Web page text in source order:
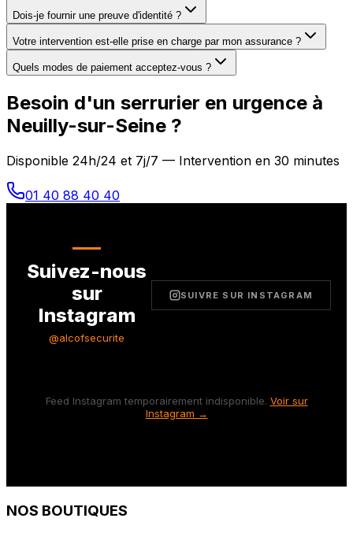
Dois-je fournir une preuve d'identité ?
Votre intervention est-elle prise en charge par mon assurance ?
Quels modes de paiement acceptez-vous ?
Besoin d'un serrurier en urgence à
Neuilly-sur-Seine ?
Disponible 24h/24 et 7j/7 — Intervention en 30 minutes
01 40 88 40 40
Suivez-nous
sur
Instagram
@alcofsecurite
SUIVRE SUR INSTAGRAM
Feed Instagram temporairement indisponible. Voir sur
Instagram →
NOS BOUTIQUES